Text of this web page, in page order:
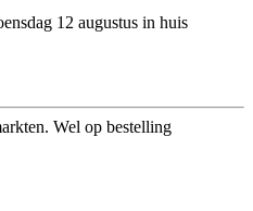
12 augustus in huis
Wel op bestelling